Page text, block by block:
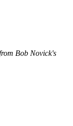
Bob Novick's